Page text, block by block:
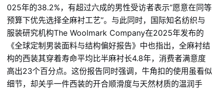
025年的38.2%，有超过六成的男性受访者表示“愿意在同等
预算下优先选择全麻衬工艺”。与此同时，国际知名纺织与
服装研究机构The Woolmark Company在2025年发布的
《全球定制男装面料与结构偏好报告》中也指出，全麻衬结
构的西装其穿着寿命平均比半麻衬长4.8年，消费者满意度
高出23个百分点。这份报告同时强调，牛角扣的使用虽看似
细节，却关乎一件西装的开合顺滑度与天然材质的温润手